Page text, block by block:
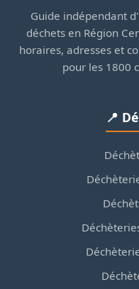
Guide indépendant
déchets en Région
horaires, adresses et
pour les 1800
📍